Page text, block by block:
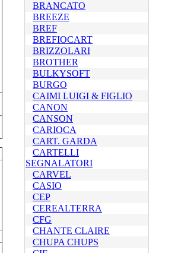
BRANCATO
BREEZE
BREF
BREFIOCART
BRIZZOLARI
BROTHER
BULKYSOFT
BURGO
CAIMI LUIGI & FIGLIO
CANON
CANSON
CARIOCA
CART. GARDA
CARTELLI
SEGNALATORI
CARVEL
CASIO
CEP
CEREALTERRA
CFG
CHANTE CLAIRE
CHUPA CHUPS